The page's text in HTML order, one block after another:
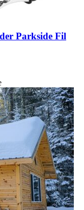
Parkside Fil